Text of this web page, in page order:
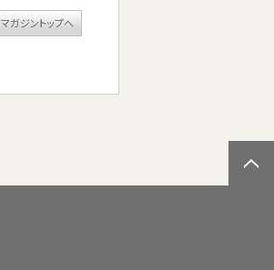
マガジントップへ